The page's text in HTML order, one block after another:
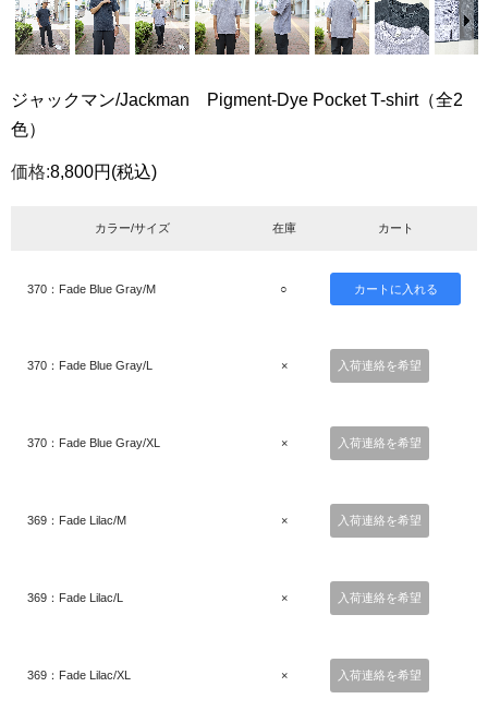
ジャックマン/Jackman Pigment-Dye Pocket T-shirt（全2
色）
価格:8,800円 (税込)
カラー/サイズ 在庫 カート
370：Fade Blue Gray/M ○
370：Fade Blue Gray/L × 入荷連絡を希望
370：Fade Blue Gray/XL × 入荷連絡を希望
369：Fade Lilac/M × 入荷連絡を希望
369：Fade Lilac/L × 入荷連絡を希望
369：Fade Lilac/XL × 入荷連絡を希望